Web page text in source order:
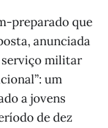
preparado que
anunciada
serviço militar
um
a jovens
de dez